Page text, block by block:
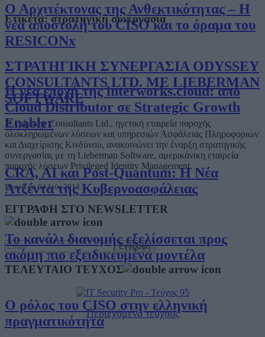
Ο Αρχιτέκτονας της Ανθεκτικότητας – Η
νέα αποστολή του CISO και το όραμα του
RESICONx
Η νέα εποχή της interworks.cloud: από
Cloud Distributor σε Strategic Growth
Enabler
CRA, AI και Post-Quantum: Η Νέα
Ατζέντα της Κυβερνοασφάλειας
Το κανάλι διανομής εξελίσσεται προς
ακόμη πιο εξειδικευμένα μοντέλα
Ο ρόλος του CISO στην ελληνική
πραγματικότητα
Ετικέτα:στρατηγική συνεργασία
ΣΤΡΑΤΗΓΙΚΗ ΣΥΝΕΡΓΑΣΙΑ ODYSSEY
CONSULTANTS LTD. ΜΕ LIEBERMAN
SOFTWARE
Η Odyssey Consultants Ltd., ηγετική εταιρεία παροχής
ολοκληρωμένων λύσεων και υπηρεσιών Ασφάλειας Πληροφοριών
και Διαχείρισης Κινδύνου, ανακοινώνει την έναρξη στρατηγικής
συνεργασίας με τη Lieberman Software, αμερικάνικη εταιρεία
παροχής λύσεων Privileged Identity Management.
Posted on 04 Ιούν 2013
ΕΓΓΡΑΦΗ ΣΤΟ NEWSLETTER
ΤΕΛΕΥΤΑΙΟ ΤΕΥΧΟΣ
Περιεχόμενα τεύχους